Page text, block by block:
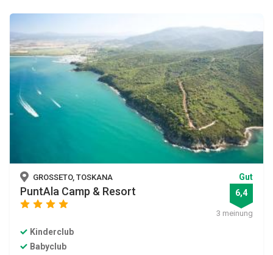
GROSSETO, TOSKANA
PuntAla Camp & Resort
star star star
Gut
6,4
3 meinung
Kinderclub
Babyclub